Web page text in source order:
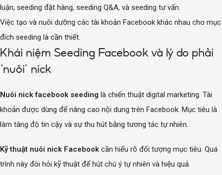
luận, seeding đặt hàng, seeding Q&A, và seeding tư vấn.
Việc tạo và nuôi dưỡng các tài khoản Facebook khác nhau cho mục
đích seeding là cần thiết.
Khái niệm Seeding Facebook và lý do phải
‘nuôi’ nick
Nuôi nick facebook seeding là chiến thuật digital marketing. Tài
khoản được dùng để nâng cao nội dung trên Facebook. Mục tiêu là
làm tăng độ tin cậy và sự thu hút bằng tương tác tự nhiên.
Kỹ thuật nuôi nick Facebook cần hiểu rõ đối tượng mục tiêu. Quá
trình này đòi hỏi kỹ thuật để hút chú ý tự nhiên và hiệu quả.